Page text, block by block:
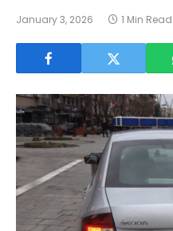
January 3, 2026 1 Min Read